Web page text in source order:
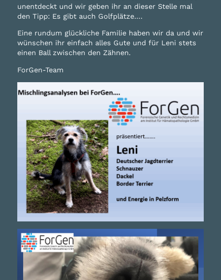
unentdeckt und wir geben ihr an dieser Stelle mal
den Tipp: Es gibt auch Golfplätze….
Eine rundum glückliche Familie haben wir da und wir
wünschen ihr einfach alles Gute und für Leni stets
einen Ball zwischen den Zähnen.
ForGen-Team